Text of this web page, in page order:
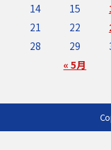
« 5月
14
15
21
22
28
29